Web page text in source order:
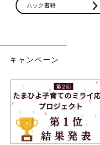
ムック書籍
キャンペーン